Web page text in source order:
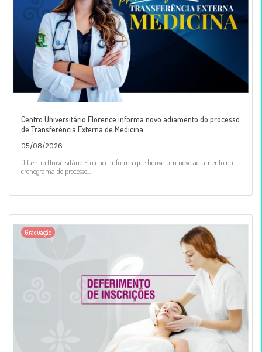
Centro Universitário Florence informa novo adiamento do processo
de Transferência Externa de Medicina
05/08/2026
O Centro Universitário Florence informa que houve um novo adiamento no
cronograma do processo...
Graduação